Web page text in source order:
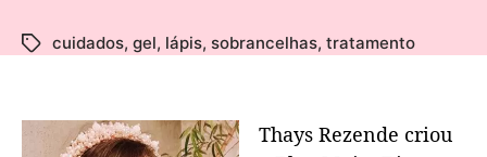
cuidados, gel, lápis, sobrancelhas, tratamento
Thays Rezende criou